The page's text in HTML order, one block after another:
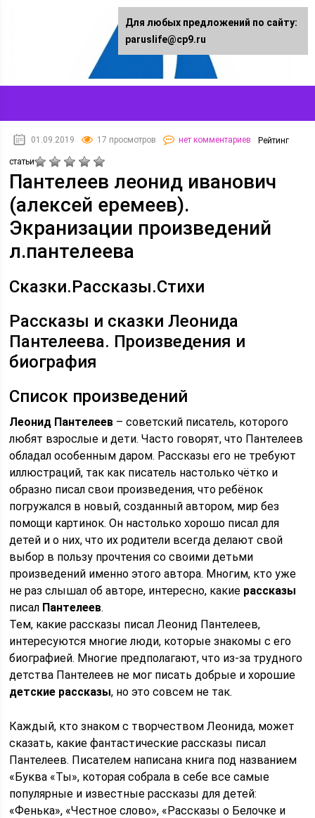
01.09.2019 17 просмотров нет комментариев Рейтинг
статьи
Пантелеев леонид иванович
(алексей еремеев).
Экранизации произведений
л.пантелеева
Сказки.Рассказы.Стихи
Рассказы и сказки Леонида
Пантелеева. Произведения и
биография
Список произведений
Леонид Пантелеев – советский писатель, которого
любят взрослые и дети. Часто говорят, что Пантелеев
обладал особенным даром. Рассказы его не требуют
иллюстраций, так как писатель настолько чётко и
образно писал свои произведения, что ребёнок
погружался в новый, созданный автором, мир без
помощи картинок. Он настолько хорошо писал для
детей и о них, что их родители всегда делают свой
выбор в пользу прочтения со своими детьми
произведений именно этого автора. Многим, кто уже
не раз слышал об авторе, интересно, какие рассказы
писал Пантелеев.
Тем, какие рассказы писал Леонид Пантелеев,
интересуются многие люди, которые знакомы с его
биографией. Многие предполагают, что из-за трудного
детства Пантелеев не мог писать добрые и хорошие
детские рассказы, но это совсем не так.
Каждый, кто знаком с творчеством Леонида, может
сказать, какие фантастические рассказы писал
Пантелеев. Писателем написана книга под названием
«Буква «Ты», которая собрала в себе все самые
популярные и известные рассказы для детей:
«Фенька», «Честное слово», «Рассказы о Белочке и
Для любых предложений по сайту:
paruslife@cp9.ru